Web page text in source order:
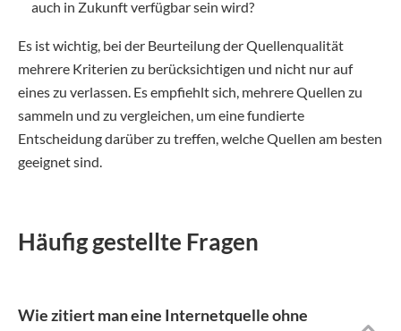
auch in Zukunft verfügbar sein wird?
Es ist wichtig, bei der Beurteilung der Quellenqualität
mehrere Kriterien zu berücksichtigen und nicht nur auf
eines zu verlassen. Es empfiehlt sich, mehrere Quellen zu
sammeln und zu vergleichen, um eine fundierte
Entscheidung darüber zu treffen, welche Quellen am besten
geeignet sind.
Häufig gestellte Fragen
Wie zitiert man eine Internetquelle ohne